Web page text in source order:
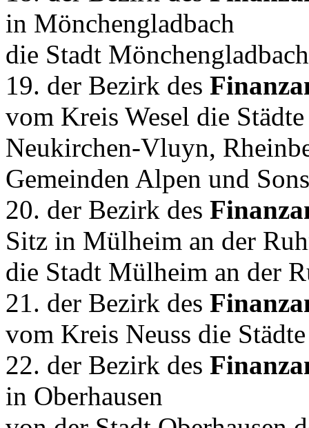
in Mönchengladbach
die Stadt
19. der Bezirk des
vom Kreis Wesel die
Neukirchen-Vluyn,
Gemeinden Alpen und
20. der Bezirk des
Sitz in Mülheim an der
die Stadt Mülheim an der
21. der Bezirk des
vom Kreis Neuss die
22. der Bezirk des
in Oberhausen